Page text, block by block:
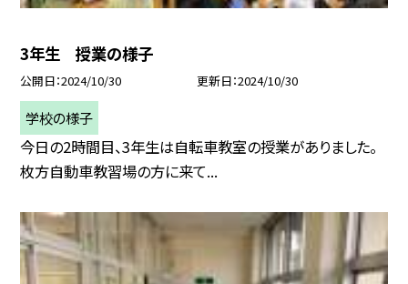
3年生 授業の様子
公開日 2024/10/30 更新日 2024/10/30
学校の様子
今日の2時間目、3年生は自転車教室の授業がありました。
枚方自動車教習場の方に来て...